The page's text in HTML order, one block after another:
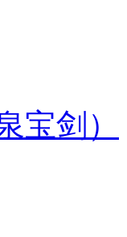
宝剑）